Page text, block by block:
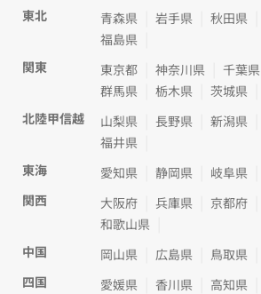
東北
青森県 岩手県 秋田県
福島県
関東
東京都 神奈川県 千葉県
群馬県
栃木県
茨城県
北陸甲信越
山梨県 長野県 新潟県
福井県
東海
愛知県 静岡県 岐阜県
関西
大阪府 兵庫県 京都府
和歌山県
中国
岡山県 広島県 鳥取県
四国
愛媛県 香川県 高知県